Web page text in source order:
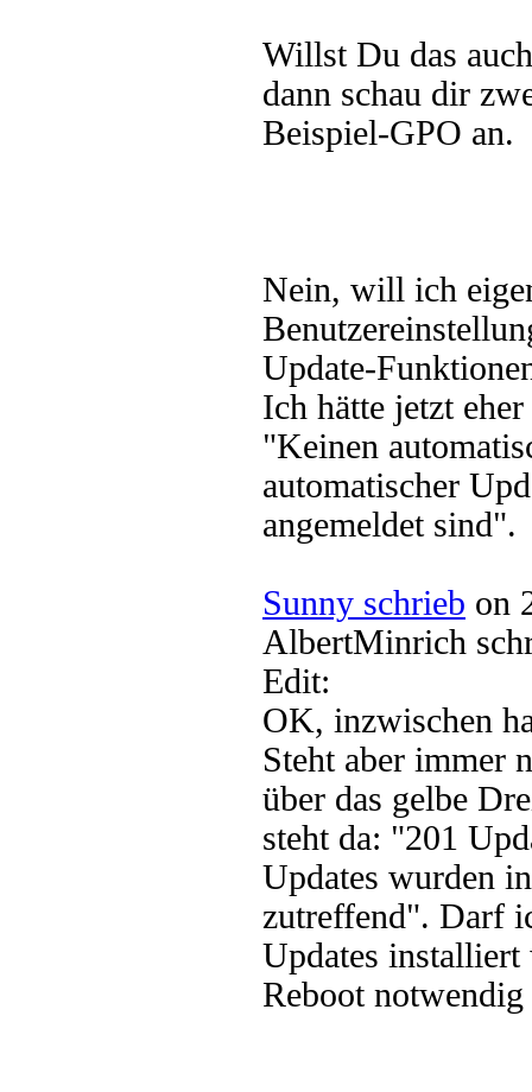
Willst Du das
dann schau dir
Beispiel-GPO an.
Nein, will ich
Update-
Ich hätte jetzt
"Keinen
automatischer
angemeldet sind".
Sunny schrieb on
AlbertMinrich
Edit:
OK, inzwischen
Steht aber immer
über das gelbe
steht da: "201
Updates wurden
zutreffend". Darf
Updates installiert
Reboot notwendig